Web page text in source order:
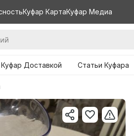
Куфар КартаКуфар Медиа
Доставкой Статьи Куфара